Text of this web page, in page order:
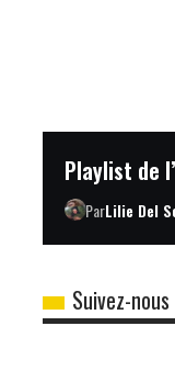
Playlist de
ParLilie Del
Suivez-